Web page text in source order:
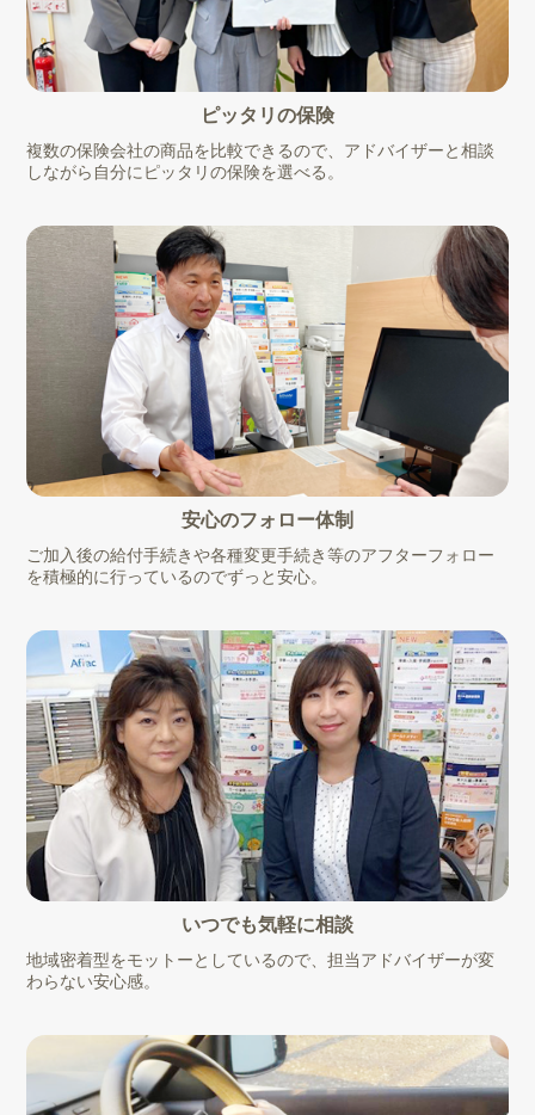
ピッタリの保険
複数の保険会社の商品を比較できるので、アドバイザーと相談
しながら自分にピッタリの保険を選べる。
安心のフォロー体制
ご加入後の給付手続きや各種変更手続き等のアフターフォロー
を積極的に行っているのでずっと安心。
いつでも気軽に相談
地域密着型をモットーとしているので、担当アドバイザーが変
わらない安心感。